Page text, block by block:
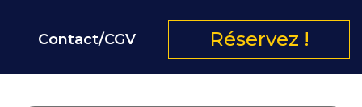
Contact/CGV Réservez !